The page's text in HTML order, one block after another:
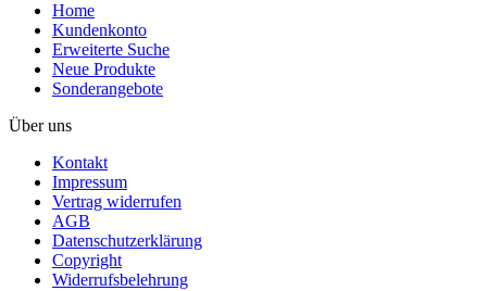
Home
Kundenkonto
Erweiterte Suche
Neue Produkte
Sonderangebote
Über uns
Kontakt
Impressum
Vertrag widerrufen
AGB
Datenschutzerklärung
Copyright
Widerrufsbelehrung